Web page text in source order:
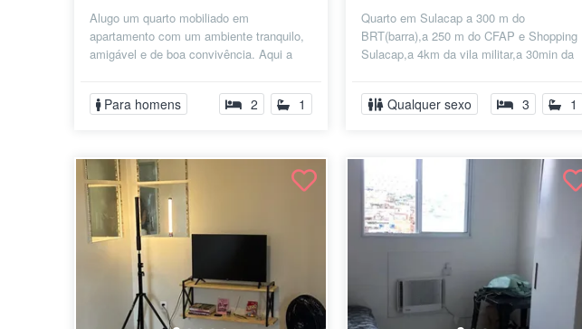
Alugo um quarto mobiliado em
apartamento com um ambiente tranquilo,
amigável e de boa convivência. Aqui a
com lib...
Para homens 2 1
Quarto em Sulacap a 300 m do
BRT(barra),a 250 m do CFAP e Shopping
Sulacap,a 4km da vila militar,a 30min da
inte...
Qualquer sexo 3 1